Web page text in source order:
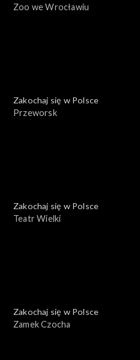
Zoo we Wrocławiu
Zakochaj się w Polsce
Przeworsk
Zakochaj się w Polsce
Teatr Wielki
Zakochaj się w Polsce
Zamek Czocha